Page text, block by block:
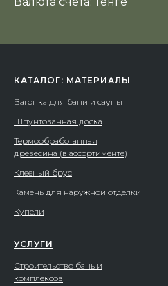
КАТАЛОГ: МАТЕРИАЛЫ
Вагонка для бани и сауны
Шпунтованная доска
Термообработанная
древесина (в ассортименте)
Клееный брус
Камень для наружной отделки
Купели
УСЛУГИ
Строительство бань и
комплексов